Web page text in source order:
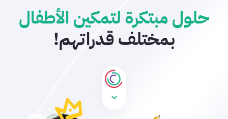
حلول مبتكرة لتمكين الأطفال
بمختلف قدراتهم!